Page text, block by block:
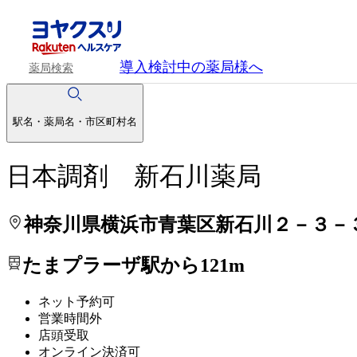
薬局検索 導入検討中の薬局様へ
駅名・薬局名・市区町村名
日本調剤 新石川薬局
神奈川県横浜市青葉区新石川２－３－
たまプラーザ駅から121m
ネット予約可
営業時間外
店頭受取
オンライン決済可
処方せんを送って待ち時間を短く！
処方せんを送って待ち時間を短く！